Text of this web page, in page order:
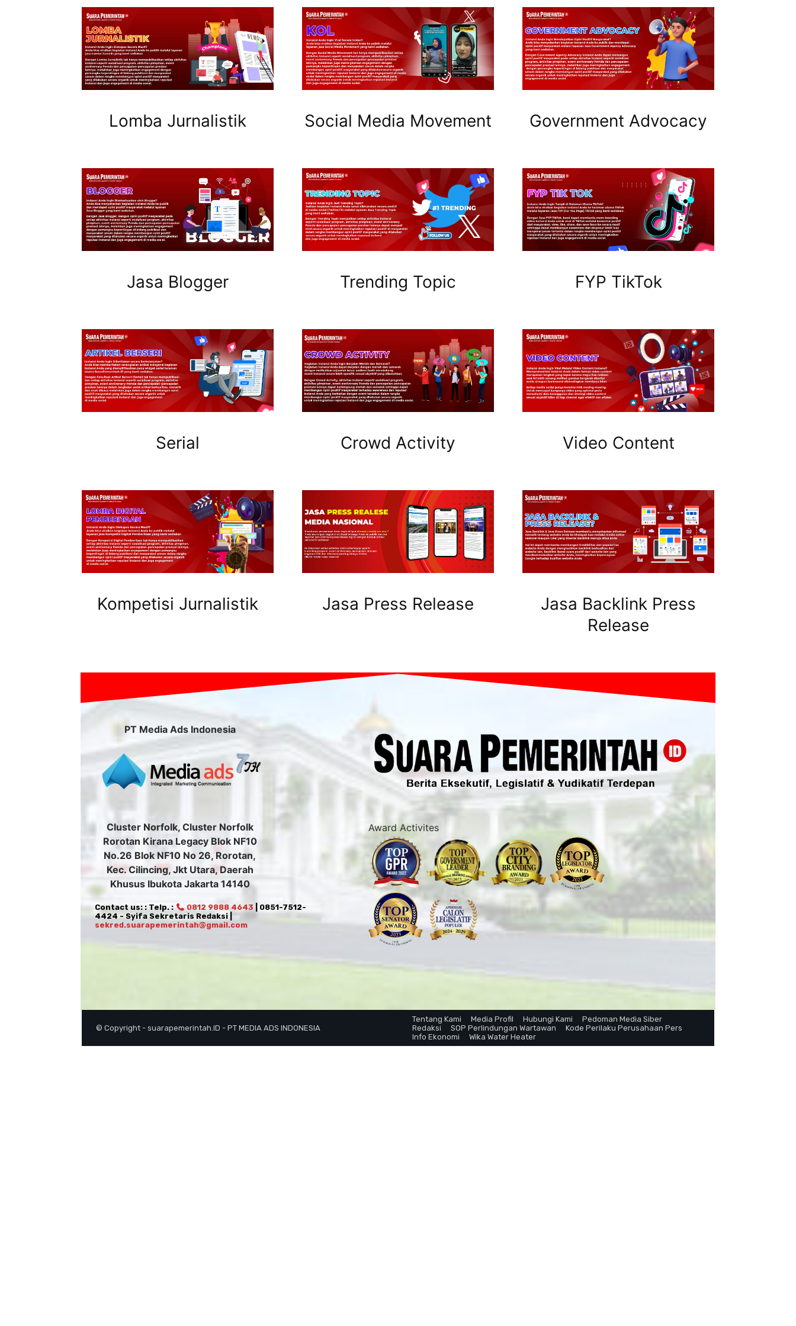
Lomba Jurnalistik
Jasa Blogger
Serial
Kompetisi Jurnalistik
Social Media Movement
Trending Topic
Crowd Activity
Jasa Press Release
Government Advocacy
FYP TikTok
Video Content
Jasa Backlink Press
Release
PT Media Ads Indonesia
Cluster Norfolk, Cluster Norfolk
Rorotan Kirana Legacy Blok NF10
No.26 Blok NF10 No 26, Rorotan,
Kec. Cilincing, Jkt Utara, Daerah
Khusus Ibukota Jakarta 14140
Contact us: : Telp. : 0812 9888 4643 | 0851-7512-
4424 - Syifa Sekretaris Redaksi |
sekred.suarapemerintah@gmail.com
Award Activites
© Copyright - suarapemerintah.ID - PT MEDIA ADS INDONESIA
Tentang Kami Media Profil Hubungi Kami
Pedoman Media Siber
Redaksi
SOP Perlindungan Wartawan
Kode Perilaku Perusahaan Pers
Info Ekonomi
Wika Water Heater